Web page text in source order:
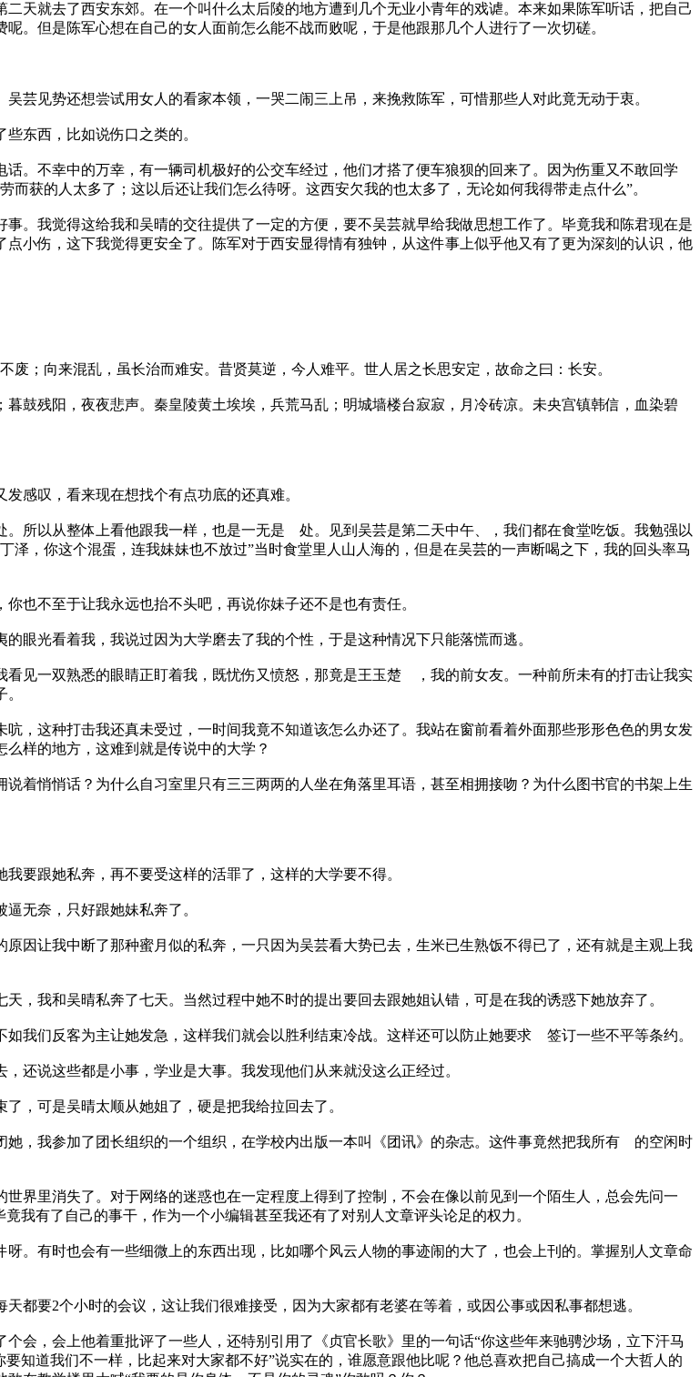
就去了西安东郊。在一个叫什么太后陵的地方遭到几个无业小青年的戏谑。本来如果陈军听话，把自己
。但是陈军心想在自己的女人面前怎么能不战而败呢，于是他跟那几个人进行了一次切磋。
见势还想尝试用女人的看家本领，一哭二闹三上吊，来挽救陈军，可惜那些人对此竟无动于衷。
东西，比如说伤口之类的。
不幸中的万幸，有一辆司机极好的公交车经过，他们才搭了便车狼狈的回来了。因为伤重又不敢回学
获的人太多了；这以后还让我们怎么待呀。这西安欠我的也太多了，无论如何我得带走点什么”。
我觉得这给我和吴晴的交往提供了一定的方便，要不吴芸就早给我做思想工作了。毕竟我和陈君现在是
小伤，这下我觉得更安全了。陈军对于西安显得情有独钟，从这件事上似乎他又有了更为深刻的认识，他
向来混乱，虽长治而难安。昔贤莫逆，今人难平。世人居之长思安定，故命之曰：长安。
残阳，夜夜悲声。秦皇陵黄土埃埃，兵荒马乱；明城墙楼台寂寂，月冷砖凉。未央宫镇韩信，血染碧
感叹，看来现在想找个有点功底的还真难。
以从整体上看他跟我一样，也是一无是 处。见到吴芸是第二天中午、，我们都在食堂吃饭。我勉强以
，你这个混蛋，连我妹妹也不放过”当时食堂里人山人海的，但是在吴芸的一声断喝之下，我的回头率马
不至于让我永远也抬不头吧，再说你妹子还不是也有责任。
光看着我，我说过因为大学磨去了我的个性，于是这种情况下只能落慌而逃。
见一双熟悉的眼睛正盯着我，既忧伤又愤怒，那竟是王玉楚 ，我的前女友。一种前所未有的打击让我实
这种打击我还真未受过，一时间我竟不知道该怎么办还了。我站在窗前看着外面那些形形色色的男女发
样的地方，这难到就是传说中的大学？
悄悄话？为什么自习室里只有三三两两的人坐在角落里耳语，甚至相拥接吻？为什么图书官的书架上生
跟她私奔，再不要受这样的活罪了，这样的大学要不得。
无奈，只好跟她妹私奔了。
让我中断了那种蜜月似的私奔，一只因为吴芸看大势已去，生米已生熟饭不得已了，还有就是主观上我
我和吴晴私奔了七天。当然过程中她不时的提出要回去跟她姐认错，可是在我的诱惑下她放弃了。
们反客为主让她发急，这样我们就会以胜利结束冷战。这样还可以防止她要求 签订一些不平等条约。
说这些都是小事，学业是大事。我发现他们从来就没这么正经过。
可是吴晴太顺从她姐了，硬是把我给拉回去了。
，我参加了团长组织的一个组织，在学校内出版一本叫《团讯》的杂志。这件事竟然把我所有 的空闲时
里消失了。对于网络的迷惑也在一定程度上得到了控制，不会在像以前见到一个陌生人，总会先问一
我有了自己的事干，作为一个小编辑甚至我还有了对别人文章评头论足的权力。
有时也会有一些细微上的东西出现，比如哪个风云人物的事迹闹的大了，也会上刊的。掌握别人文章命
要2个小时的会议，这让我们很难接受，因为大家都有老婆在等着，或因公事或因私事都想逃。
，会上他着重批评了一些人，还特别引用了《贞官长歌》里的一句话“你这些年来驰骋沙场，立下汗马
知道我们不一样，比起来对大家都不好”说实在的，谁愿意跟他比呢？他总喜欢把自己搞成一个大哲人的